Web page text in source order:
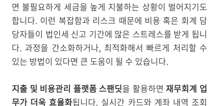
면 불필요하게 세금을 높게 지불하는 상황이 벌어지기도
합니다. 이런 복잡함과 리스크 때문에 비용 혹은 회계 담
당자들이 법인세 신고 기간에 많은 스트레스를 받게 됩니
다. 과정을 간소화하거나, 최적화해서 빠르게 처리할 수
있는 방법이 있다면 큰 도움이 될 수 있습니다.
지출 및 비용관리 플랫폼 스팬딧을 활용하면재무회계 업
무가 더욱 효율화됩니다. 실시간 카드와 계좌 내역 조회